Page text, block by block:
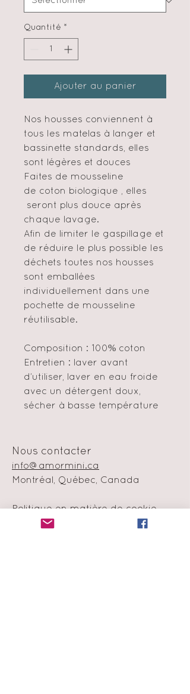
Quantité *
Ajouter au panier
Nos housses conviennent à
tous les matelas à langer et
bassinette standards, elles
sont légères et douces
Faites de mousseline
de coton biologique , elles
seront plus douce après
chaque lavage.
Afin de limiter le gaspillage et
de réduire le plus possible les
déchets toutes nos housses
sont emballées
individuellement dans une
pochette de mousseline
réutilisable.
Composition : 100% coton
Entretien : laver avant
d’utiliser, laver en eau froide
avec un détergent doux,
sécher à basse température
Nous contacter
info@amormini.ca
Montréal, Québec, Canada
Politique en matière de cookie
Échange et remboursement